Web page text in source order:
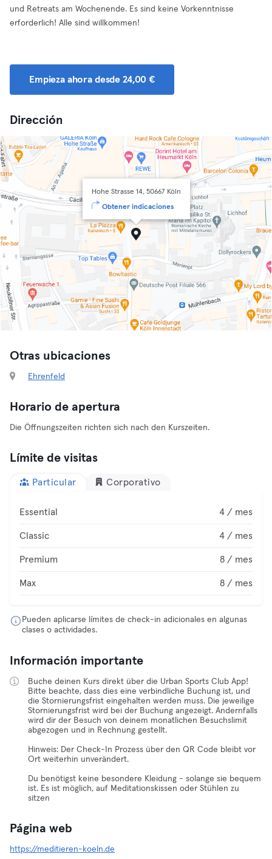
und Retreats am Wochenende. Es sind keine Vorkenntnisse
erforderlich! Alle sind willkommen!
Empieza ahora desde 24,00 €
Dirección
Hohe Strasse 14, 50667 Köln
Obtener indicaciones
Otras ubicaciones
Ehrenfeld
Horario de apertura
Die Öffnungszeiten richten sich nach den Kurszeiten.
Límite de visitas
Particular Corporativo
Essential 4 / mes
Classic 4 / mes
Premium 8 / mes
Max 8 / mes
Pueden aplicarse límites de check-in adicionales en algunas
clases o actividades.
Información importante
Buche deinen Kurs direkt über die Urban Sports Club App!
Bitte beachte, dass dies eine verbindliche Buchung ist, und
die Stornierungsfrist eingehalten werden muss. Die jeweilige
Stornierungsfrist wird bei der Buchung angezeigt. Andernfalls
wird dir der Besuch von deinem monatlichen Besuchslimit
abgezogen und in Rechnung gestellt.
Hinweis: Der Check-In Prozess über den QR Code bleibt vor
Ort weiterhin unverändert.
Du benötigst keine besondere Kleidung - solange sie bequem
ist. Es ist möglich, auf Meditationskissen oder Stühlen zu
sitzen
Página web
https://meditieren-koeln.de